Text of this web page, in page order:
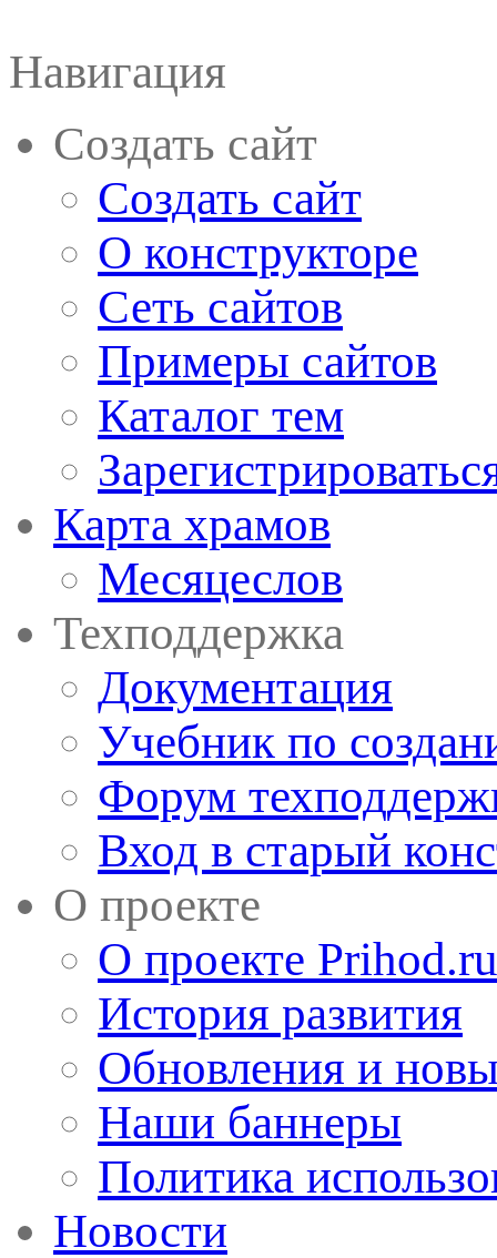
Навигация
Создать сайт
Создать сайт
О конструкторе
Сеть сайтов
Примеры сайтов
Каталог тем
Карта храмов
Месяцеслов
Техподдержка
Документация
Учебник по
Форум
Вход в старый
О проекте
О проекте Prihod.ru
История развития
Обновления и
Наши баннеры
Политика
Новости